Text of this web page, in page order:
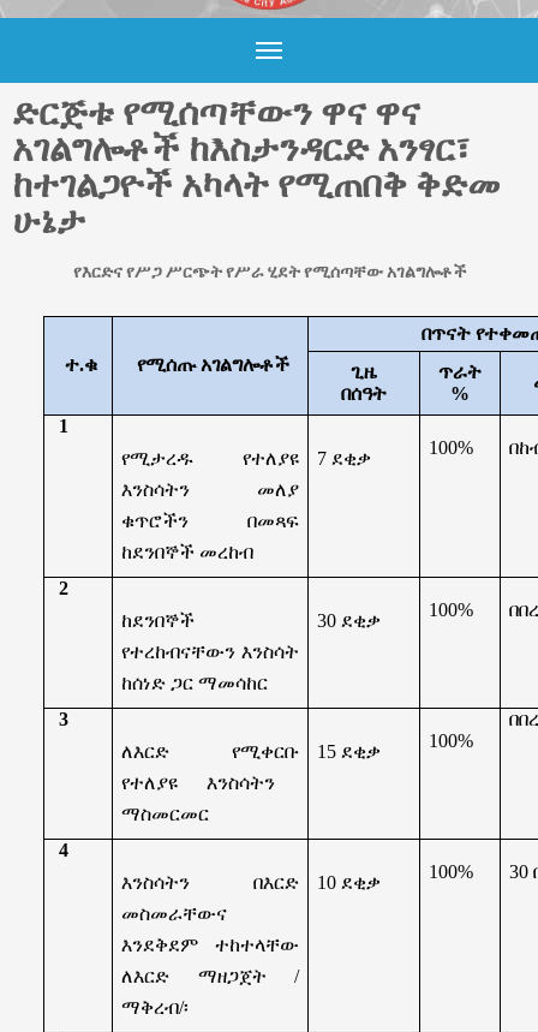
ድርጅቱ የሚሰጣቸውን ዋና ዋና
አገልግሎቶች ከእስታንዳርድ አንፃር፣
ከተገልጋዮች አካላት የሚጠበቅ ቅድመ
ሁኔታ
የእርድና የሥጋ ሥርጭት የሥራ ሂደት የሚሰጣቸው አገልግሎቶች
ተ.ቁ የሚሰጡ አገልግሎቶች
በጥናት
ጊዜ
በሰዓት
ጥራት
%
1
የሚታረዱ የተለያዩ
እንስሳትን መለያ
ቁጥሮችን በመጻፍ
ከደንበኞች መረከብ
7 ደቂቃ
100%
2
ከደንበኞች
የተረከብናቸውን እንስሳት
ከሰነድ ጋር ማመሳከር
30 ደቂቃ
100%
3
ለእርድ የሚቀርቡ
የተለያዩ እንስሳትን
ማስመርመር
15 ደቂቃ
100%
4
እንስሳትን በእርድ
መስመራቸውና
እንደቅደም ተከተላቸው
ለእርድ ማዘጋጀት /
ማቅረብ/፡
10 ደቂቃ
100% 30
p
a
ia